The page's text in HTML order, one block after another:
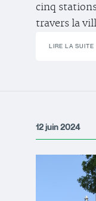
cinq
travers la
LIRE LA SUITE
12 juin 2024